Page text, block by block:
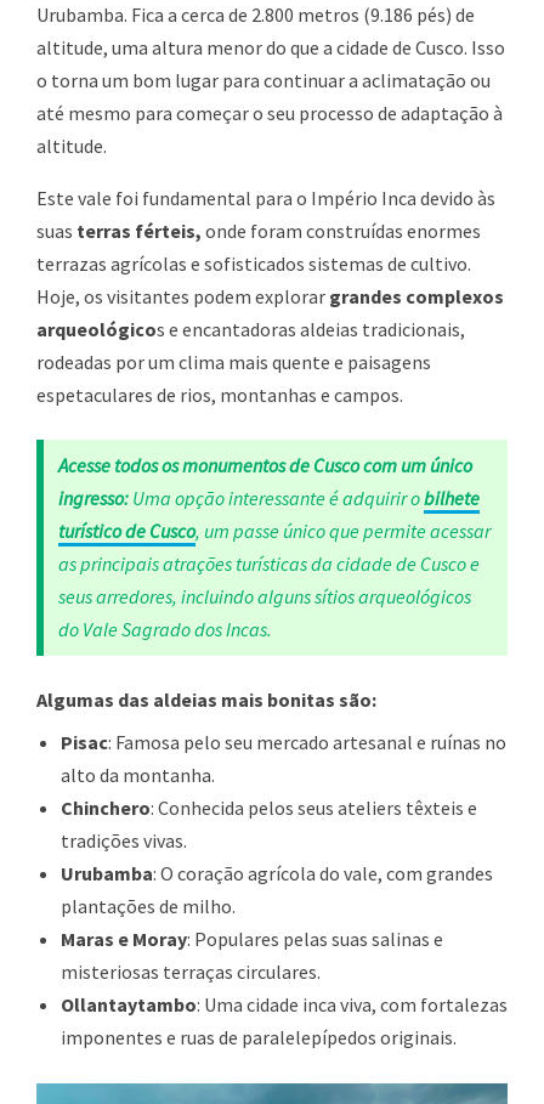
Urubamba. Fica a cerca de 2.800 metros (9.186 pés) de
altitude, uma altura menor do que a cidade de Cusco. Isso
o torna um bom lugar para continuar a aclimatação ou
até mesmo para começar o seu processo de adaptação à
altitude.
Este vale foi fundamental para o Império Inca devido às
suas terras férteis, onde foram construídas enormes
terrazas agrícolas e sofisticados sistemas de cultivo.
Hoje, os visitantes podem explorar grandes complexos
arqueológicos e encantadoras aldeias tradicionais,
rodeadas por um clima mais quente e paisagens
espetaculares de rios, montanhas e campos.
Acesse todos os monumentos de Cusco com um único
ingresso: Uma opção interessante é adquirir obilhete
turístico de Cusco, um passe único que permite acessar
as principais atrações turísticas da cidade de Cusco e
seus arredores, incluindo alguns sítios arqueológicos
do Vale Sagrado dos Incas.
Algumas das aldeias mais bonitas são:
Pisac: Famosa pelo seu mercado artesanal e ruínas no
alto da montanha.
Chinchero: Conhecida pelos seus ateliers têxteis e
tradições vivas.
Urubamba: O coração agrícola do vale, com grandes
plantações de milho.
Maras e Moray: Populares pelas suas salinas e
misteriosas terraças circulares.
Ollantaytambo: Uma cidade inca viva, com fortalezas
imponentes e ruas de paralelepípedos originais.